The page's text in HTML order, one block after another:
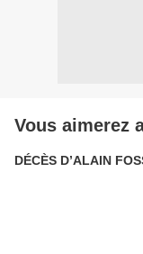
Vous aimerez
DÉCÈS D’ALAIN